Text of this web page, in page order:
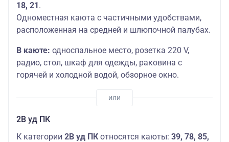
18, 21.
Одноместная каюта с частичными удобствами,
расположенная на средней и шлюпочной палубах.
В каюте: односпальное место, розетка 220 V,
радио, стол, шкаф для одежды, раковина с
горячей и холодной водой, обзорное окно.
2В уд ПК
К категории 2В уд ПК​ относятся каюты: 39, 78, 85,